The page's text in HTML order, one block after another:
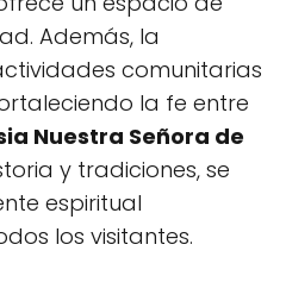
Además, la
comunitarias
la fe entre
Nuestra Señora de
y tradiciones, se
espiritual
los visitantes.